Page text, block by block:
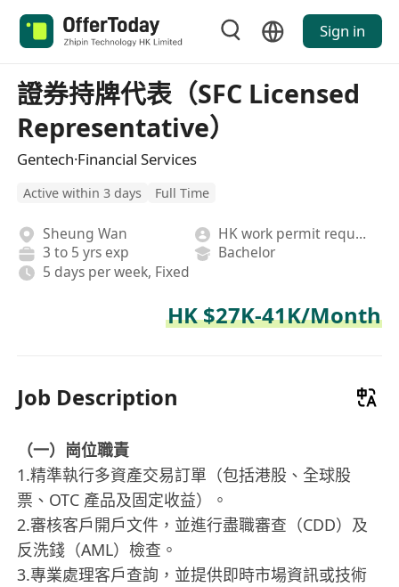
Sign in
證券持牌代表（SFC Licensed
Representative）
Gentech·Financial Services
Active within 3 days Full Time
Sheung Wan
HK work permit required
3 to 5 yrs exp
Bachelor
5 days per week, Fixed
HK $27K-41K/Month
Job Description
（一）崗位職責
1.精準執行多資產交易訂單（包括港股、全球股
票、OTC 產品及固定收益）。
2.審核客戶開戶文件，並進行盡職審查（CDD）及
反洗錢（AML）檢查。
3.專業處理客戶查詢，並提供即時市場資訊或技術